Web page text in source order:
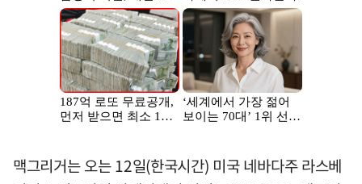
맥그리거는 오는 12일(한국시간) 미국 네바다주 라스베